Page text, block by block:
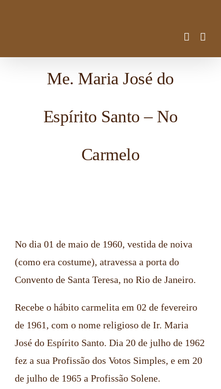
Me. Maria José do
Espírito Santo – No
Carmelo
No dia 01 de maio de 1960, vestida de noiva
(como era costume), atravessa a porta do
Convento de Santa Teresa, no Rio de Janeiro.
Recebe o hábito carmelita em 02 de fevereiro
de 1961, com o nome religioso de Ir. Maria
José do Espírito Santo. Dia 20 de julho de 1962
fez a sua Profissão dos Votos Simples, e em 20
de julho de 1965 a Profissão Solene.